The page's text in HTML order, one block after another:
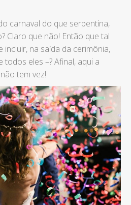
carnaval do que serpentina,
Claro que não! Então que tal
incluir, na saída da cerimônia,
todos eles –? Afinal, aqui a
tem vez!